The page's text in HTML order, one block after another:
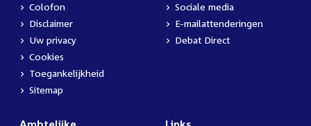
Colofon
Disclaimer
Uw privacy
Cookies
Toegankelijkheid
Sitemap
Sociale media
E-mailattenderingen
Debat Direct